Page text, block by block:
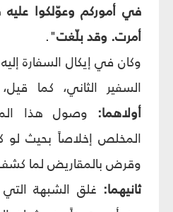
في أموركم وعوّلكوا
أمرت. وقد بلّغت".
وكان في إيكال السفارة
السفير الثاني، كما
أولاهما: وصول هذا
المخلص إخلاصاً بحيث لو
وقرض بالمقاريض لما
ثانيهما: غلق الشبهة